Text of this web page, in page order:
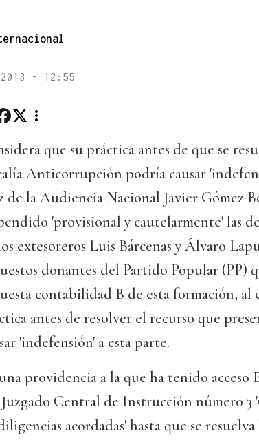
- 12:55
que su práctica antes de que se
Anticorrupción podría causar
de la Audiencia Nacional Javier Gómez
'provisional y cautelarmente' las
extesoreros Luis Bárcenas y Álvaro
donantes del Partido Popular (PP)
contabilidad B de esta formación, al
antes de resolver el recurso que
'indefensión' a esta parte.
providencia a la que ha tenido acceso
Central de Instrucción número 3
acordadas' hasta que se